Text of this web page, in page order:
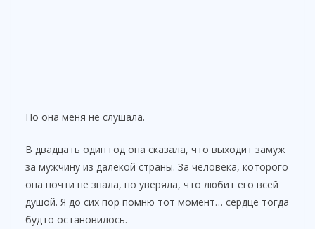
Но она меня не слушала.
В двадцать один год она сказала, что выходит замуж
за мужчину из далёкой страны. За человека, которого
она почти не знала, но уверяла, что любит его всей
душой. Я до сих пор помню тот момент… сердце тогда
будто остановилось.